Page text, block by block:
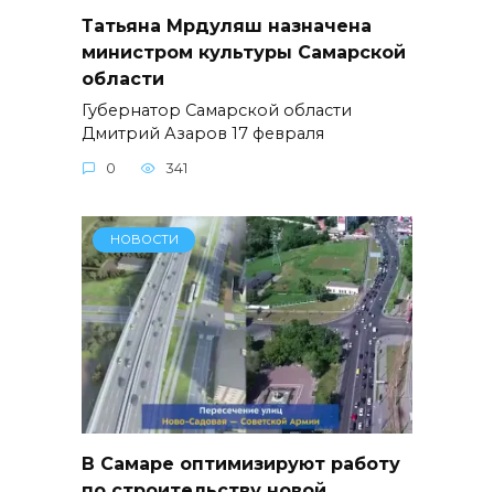
Татьяна Мрдуляш назначена
министром культуры Самарской
области
Губернатор Самарской области
Дмитрий Азаров 17 февраля
0 341
НОВОСТИ
В Самаре оптимизируют работу